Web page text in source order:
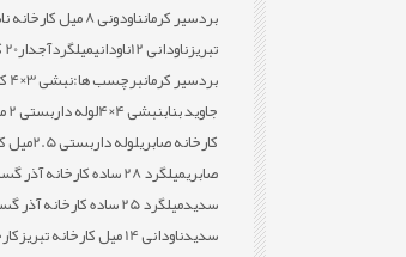
بردسیر کرمان
ناودونی 8 میل
تبریزناودانی 12 ناودانی
بردسیر کرمانبرچسب ها:
جاوید بنابنبشی 4×4
کارخانه صابری
لوله
صابری
میلگرد 28 ساده کارخانه آذر
سدید
میلگرد 25 ساده کارخانه آذر
سدیدناودانی 14 میل کارخانه تبریز